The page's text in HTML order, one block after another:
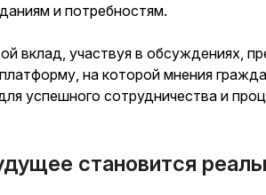
и потребностям.
вклад, участвуя в обсуждениях,
на которой мнения
успешного сотрудничества и
становится